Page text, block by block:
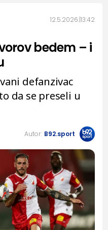
12.5.2026. 13:42
bedem – i
defanzivac
da se preseli u
Autor: B92.sport